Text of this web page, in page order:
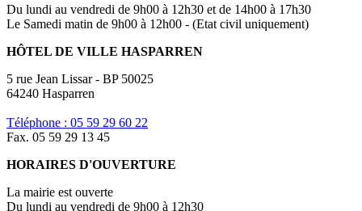
Du lundi au vendredi de 9h00 à 12h30 et de 14h00 à 17h30
Le Samedi matin de 9h00 à 12h00 - (Etat civil uniquement)
HÔTEL DE VILLE HASPARREN
5 rue Jean Lissar - BP 50025
64240 Hasparren
Téléphone : 05 59 29 60 22
Fax. 05 59 29 13 45
HORAIRES D'OUVERTURE
La mairie est ouverte
Du lundi au vendredi de 9h00 à 12h30